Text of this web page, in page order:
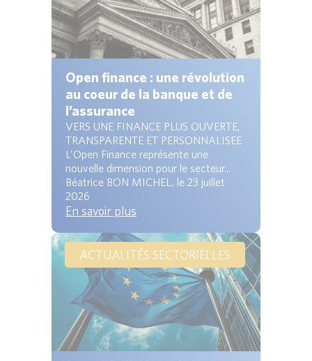
Open finance : une révolution
au coeur de la banque et de
l’assurance
VERS UNE FINANCE PLUS OUVERTE,
TRANSPARENTE ET PERSONNALISEE
L’Open Finance représente une
nouvelle dimension pour le secteur...
Béatrice BON MICHEL, le 23 juillet
2026
En savoir plus
ACTUALITÉS SECTORIELLES